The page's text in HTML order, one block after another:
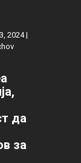
2024 |
да
за